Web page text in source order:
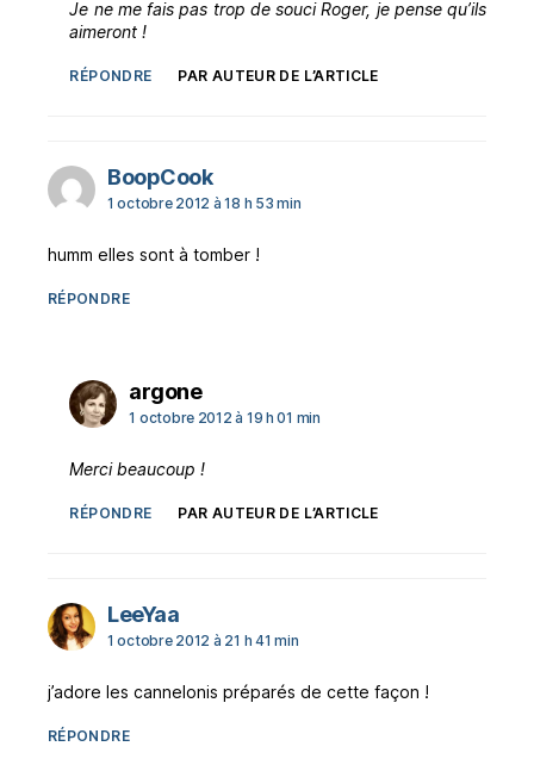
Je ne me fais pas trop de souci Roger, je pense qu’ils
aimeront !
RÉPONDRE PAR AUTEUR DE L’ARTICLE
BoopCookdit :
1 octobre 2012 à 18 h 53 min
humm elles sont à tomber !
RÉPONDRE
argonedit :
1 octobre 2012 à 19 h 01 min
Merci beaucoup !
RÉPONDRE PAR AUTEUR DE L’ARTICLE
LeeYaadit :
1 octobre 2012 à 21 h 41 min
j’adore les cannelonis préparés de cette façon !
RÉPONDRE